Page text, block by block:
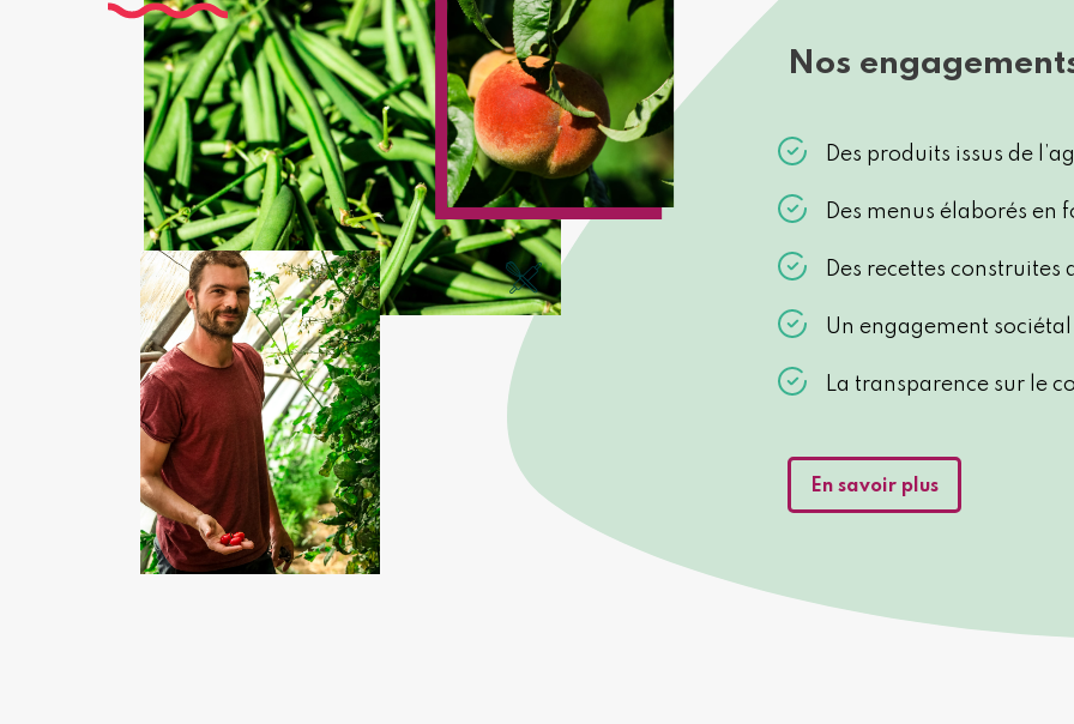
Nos
Des produits issus de
Des menus élaborés en
Des recettes
Un engagement
La transparence sur le
En savoir plus